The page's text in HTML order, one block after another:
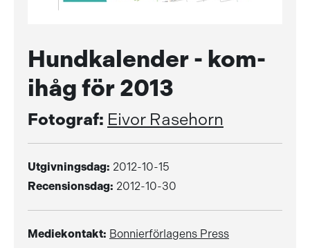
Hundkalender - kom-
ihåg för 2013
Fotograf: Eivor Rasehorn
Utgivningsdag: 2012-10-15
Recensionsdag: 2012-10-30
Mediekontakt: Bonnierförlagens Press